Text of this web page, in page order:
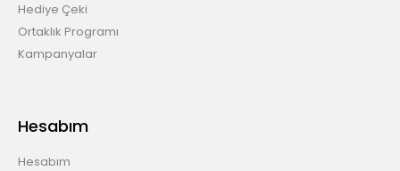
Hediye Çeki
Ortaklık Programı
Kampanyalar
Hesabım
Hesabım